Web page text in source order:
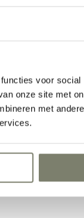
voor
onze site met
met